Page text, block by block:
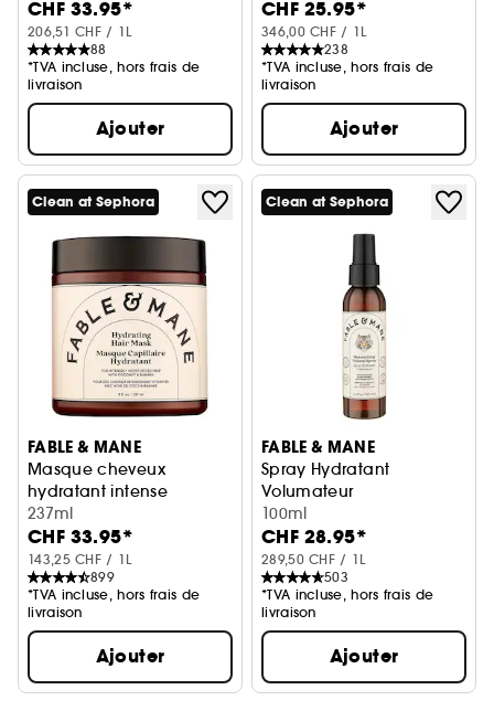
CHF 33.95*
206,51 CHF / 1L
88
*TVA incluse, hors frais de
livraison
Ajouter
CHF 25.95*
346,00 CHF / 1L
238
*TVA incluse, hors frais de
livraison
Ajouter
Clean at Sephora
FABLE & MANE
Masque cheveux
hydratant intense
Noix de coco et banane
237ml
CHF 33.95*
143,25 CHF / 1L
899
*TVA incluse, hors frais de
livraison
Ajouter
Clean at Sephora
FABLE & MANE
Spray Hydratant
Volumateur
renforce et repulpe les
100ml
CHF 28.95*
289,50 CHF / 1L
503
*TVA incluse, hors frais de
livraison
Ajouter